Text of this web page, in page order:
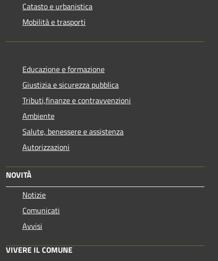
Catasto e urbanistica
Mobilità e trasporti
Educazione e formazione
Giustizia e sicurezza pubblica
Tributi,finanze e contravvenzioni
Ambiente
Salute, benessere e assistenza
Autorizzazioni
NOVITÀ
Notizie
Comunicati
Avvisi
VIVERE IL COMUNE